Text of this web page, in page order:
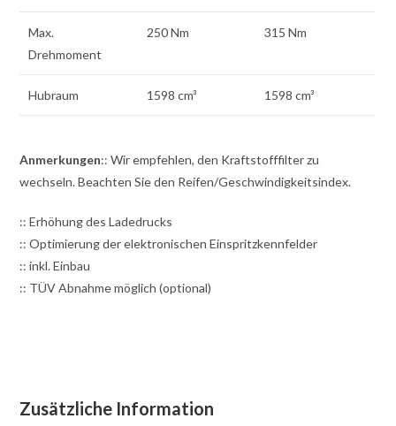
Max.
Drehmoment
250 Nm 315 Nm
Hubraum 1598 cm³ 1598 cm³
Anmerkungen:: Wir empfehlen, den Kraftstofffilter zu
wechseln. Beachten Sie den Reifen/Geschwindigkeitsindex.
:: Erhöhung des Ladedrucks
:: Optimierung der elektronischen Einspritzkennfelder
:: inkl. Einbau
:: TÜV Abnahme möglich (optional)
Zusätzliche Information